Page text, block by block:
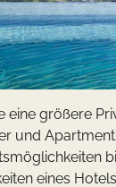
eine größere
und
eines